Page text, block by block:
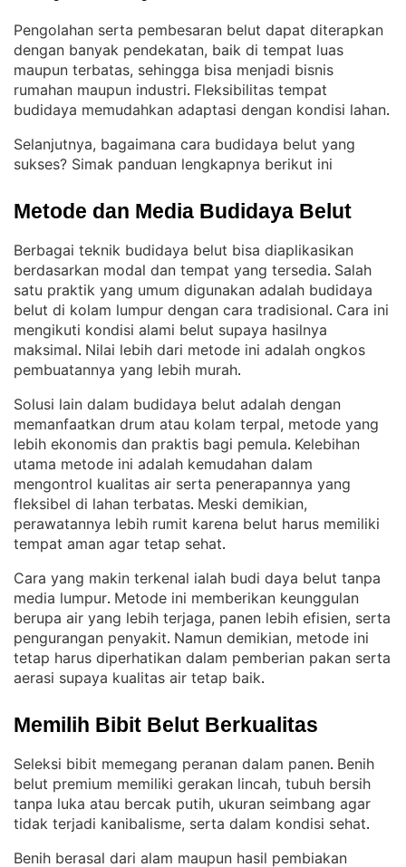
Pengolahan serta pembesaran belut dapat diterapkan
dengan banyak pendekatan, baik di tempat luas
maupun terbatas, sehingga bisa menjadi bisnis
rumahan maupun industri. Fleksibilitas tempat
budidaya memudahkan adaptasi dengan kondisi lahan.
Selanjutnya, bagaimana cara budidaya belut yang
sukses? Simak panduan lengkapnya berikut ini
Metode dan Media Budidaya Belut
Berbagai teknik budidaya belut bisa diaplikasikan
berdasarkan modal dan tempat yang tersedia. Salah
satu praktik yang umum digunakan adalah budidaya
belut di kolam lumpur dengan cara tradisional. Cara ini
mengikuti kondisi alami belut supaya hasilnya
maksimal. Nilai lebih dari metode ini adalah ongkos
pembuatannya yang lebih murah.
Solusi lain dalam budidaya belut adalah dengan
memanfaatkan drum atau kolam terpal, metode yang
lebih ekonomis dan praktis bagi pemula. Kelebihan
utama metode ini adalah kemudahan dalam
mengontrol kualitas air serta penerapannya yang
fleksibel di lahan terbatas. Meski demikian,
perawatannya lebih rumit karena belut harus memiliki
tempat aman agar tetap sehat.
Cara yang makin terkenal ialah budi daya belut tanpa
media lumpur. Metode ini memberikan keunggulan
berupa air yang lebih terjaga, panen lebih efisien, serta
pengurangan penyakit. Namun demikian, metode ini
tetap harus diperhatikan dalam pemberian pakan serta
aerasi supaya kualitas air tetap baik.
Memilih Bibit Belut Berkualitas
Seleksi bibit memegang peranan dalam panen. Benih
belut premium memiliki gerakan lincah, tubuh bersih
tanpa luka atau bercak putih, ukuran seimbang agar
tidak terjadi kanibalisme, serta dalam kondisi sehat.
Benih berasal dari alam maupun hasil pembiakan